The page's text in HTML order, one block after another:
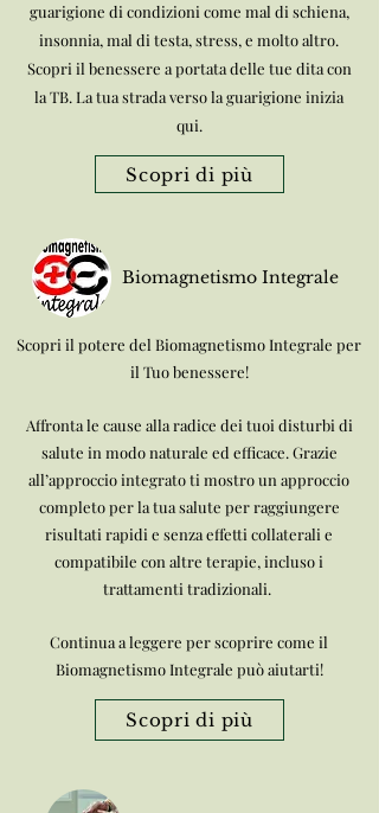
guarigione di condizioni come mal di schiena,
insonnia, mal di testa, stress, e molto altro.
Scopri il benessere a portata delle tue dita con
la TB. La tua strada verso la guarigione inizia
qui.
Scopri di più
Biomagnetismo Integrale
Scopri il potere del Biomagnetismo Integrale per
il Tuo benessere!
Affronta le cause alla radice dei tuoi disturbi di
salute in modo naturale ed efficace. Grazie
all’approccio integrato ti mostro un approccio
completo per la tua salute per raggiungere
risultati rapidi e senza effetti collaterali e
compatibile con altre terapie, incluso i
trattamenti tradizionali.
Continua a leggere per scoprire come il
Biomagnetismo Integrale può aiutarti!
Scopri di più